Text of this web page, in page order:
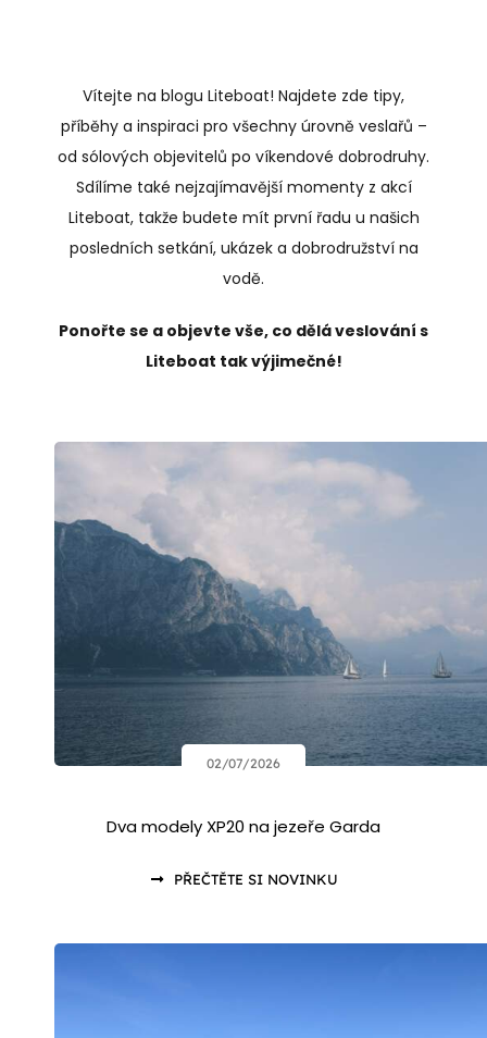
Vítejte na blogu Liteboat! Najdete zde tipy,
příběhy a inspiraci pro všechny úrovně veslařů –
od sólových objevitelů po víkendové dobrodruhy.
Sdílíme také nejzajímavější momenty z akcí
Liteboat, takže budete mít první řadu u našich
posledních setkání, ukázek a dobrodružství na
vodě.
Ponořte se a objevte vše, co dělá veslování s
Liteboat tak výjimečné!
02/07/2026
Dva modely XP20 na jezeře Garda
PŘEČTĚTE SI NOVINKU